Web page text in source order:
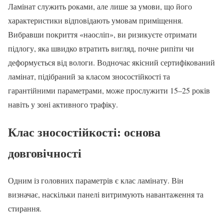
Ламінат служить роками, але лише за умови, що його
характеристики відповідають умовам приміщення.
Вибравши покриття «наосліп», ви ризикуєте отримати
підлогу, яка швидко втратить вигляд, почне рипіти чи
деформується від вологи. Водночас якісний сертифікований
ламінат, підібраний за класом зносостійкості та
гарантійними параметрами, може прослужити 15–25 років
навіть у зоні активного трафіку.
Клас зносостійкості: основа
довговічності
Одним із головних параметрів є клас ламінату. Він
визначає, наскільки панелі витримують навантаження та
стирання.